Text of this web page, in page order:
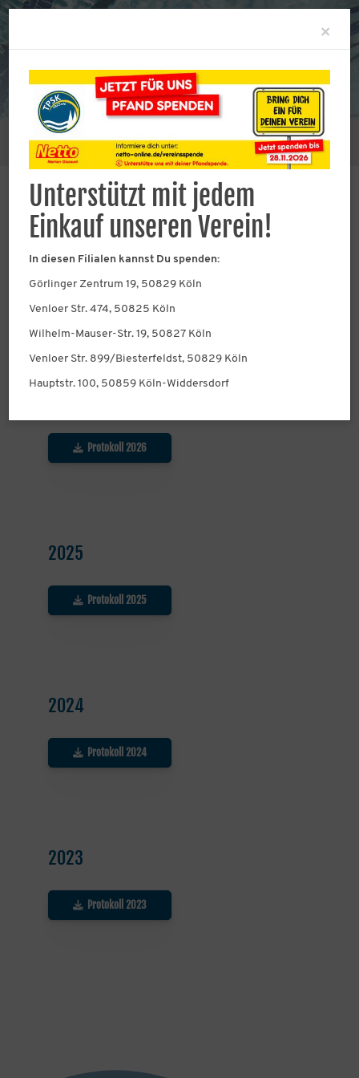
Sie befinden sich hier: Verein Jahreshauptversammlung
Jahreshauptversammlun
g
Hier findet Ihr Informationen zur
Jahreshauptversammlung.
Protokoll 2026
2025
Protokoll 2025
2024
Protokoll 2024
2023
Protokoll 2023
×
Unterstützt mit jedem
Einkauf unseren Verein!
In diesen Filialen kannst Du spenden:
Görlinger Zentrum 19, 50829 Köln
Venloer Str. 474, 50825 Köln
Wilhelm-Mauser-Str. 19, 50827 Köln
Venloer Str. 899/Biesterfeldst, 50829 Köln
Hauptstr. 100, 50859 Köln-Widdersdorf